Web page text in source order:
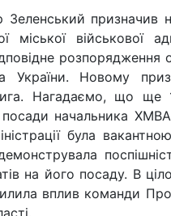
призначив
міської військової
розпорядження
України. Новому
Нагадаємо, що ще
начальника
була
на його посаду. В
вплив команди